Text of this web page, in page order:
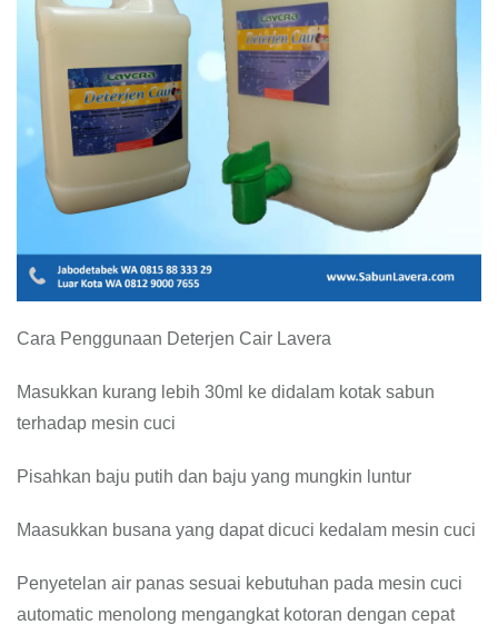
Cara Penggunaan Deterjen Cair Lavera
Masukkan kurang lebih 30ml ke didalam kotak sabun
terhadap mesin cuci
Pisahkan baju putih dan baju yang mungkin luntur
Maasukkan busana yang dapat dicuci kedalam mesin cuci
Penyetelan air panas sesuai kebutuhan pada mesin cuci
automatic menolong mengangkat kotoran dengan cepat